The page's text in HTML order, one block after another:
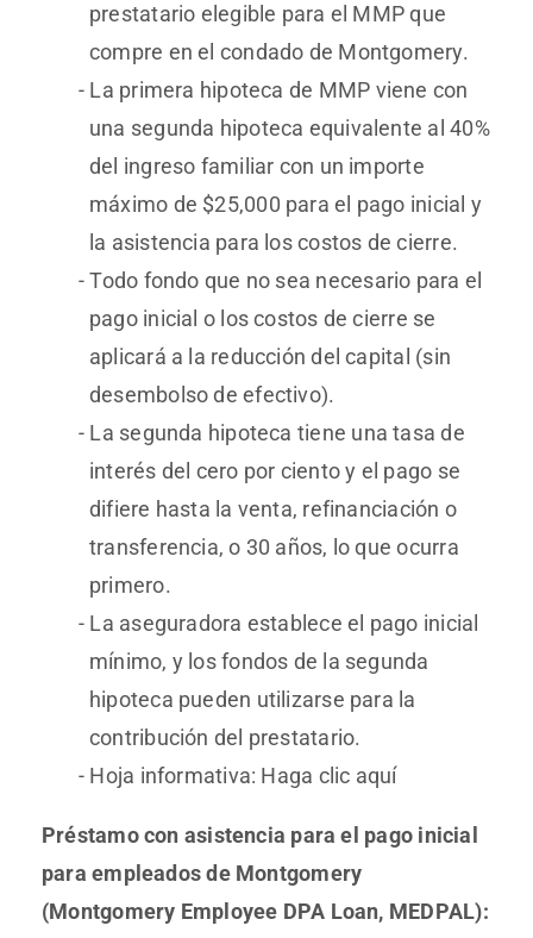
prestatario elegible para el MMP que
compre en el condado de Montgomery.
La primera hipoteca de MMP viene con
una segunda hipoteca equivalente al 40%
del ingreso familiar con un importe
máximo de $25,000 para el pago inicial y
la asistencia para los costos de cierre.
Todo fondo que no sea necesario para el
pago inicial o los costos de cierre se
aplicará a la reducción del capital (sin
desembolso de efectivo).
La segunda hipoteca tiene una tasa de
interés del cero por ciento y el pago se
difiere hasta la venta, refinanciación o
transferencia, o 30 años, lo que ocurra
primero.
La aseguradora establece el pago inicial
mínimo, y los fondos de la segunda
hipoteca pueden utilizarse para la
contribución del prestatario.
Hoja informativa: Haga clic aquí
Préstamo con asistencia para el pago inicial
para empleados de Montgomery
(Montgomery Employee DPA Loan, MEDPAL):